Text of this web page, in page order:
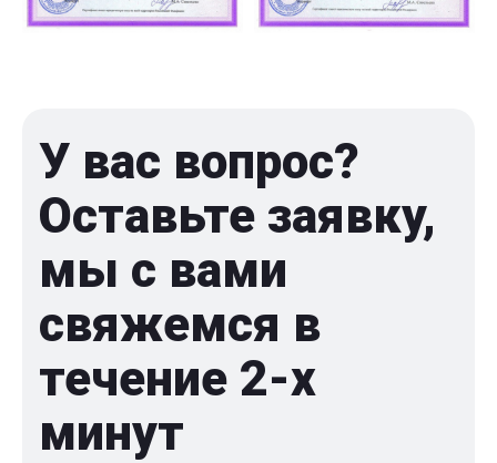
У вас вопрос?
Оставьте заявку,
мы с вами
свяжемся в
течение 2-x
минут